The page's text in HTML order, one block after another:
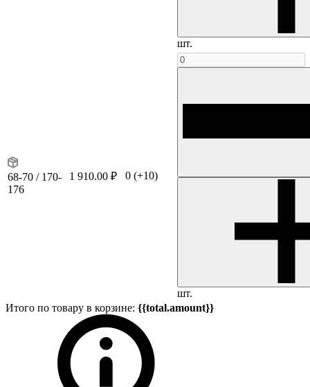
шт.
68-70 / 170-
176
1 910.00 ₽ 0 (+10)
шт.
Итого по товару в корзине: {{total.amount}}